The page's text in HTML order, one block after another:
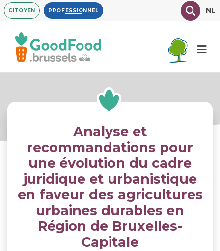
Aller
au
contenu
principal
CITOYEN PROFESSIONNEL TexteNL
Analyse et
recommandations pour
une évolution du cadre
juridique et urbanistique
en faveur des agricultures
urbaines durables en
Région de Bruxelles-
Capitale